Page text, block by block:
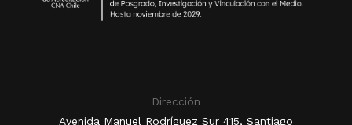
Dirección
Avenida Manuel Rodríguez Sur 415, Santiago